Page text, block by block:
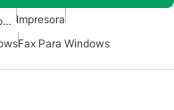
Escáner De Documentos Para Windows Impresora
Fax Para Windows